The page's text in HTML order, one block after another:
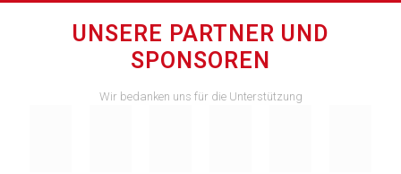
UNSERE PARTNER UND
SPONSOREN
Wir bedanken uns für die Unterstützung